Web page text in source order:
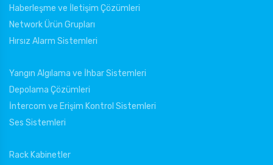
Haberleşme ve İletişim Çözümleri
Network Ürün Grupları
Hırsız Alarm Sistemleri
Yangın Algılama ve İhbar Sistemleri
Depolama Çözümleri
İntercom ve Erişim Kontrol Sistemleri
Ses Sistemleri
Rack Kabinetler